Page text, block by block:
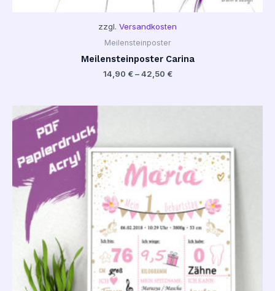
zzgl. Versandkosten
Meilensteinposter
Meilensteinposter Carina
14,90 €–42,50 €